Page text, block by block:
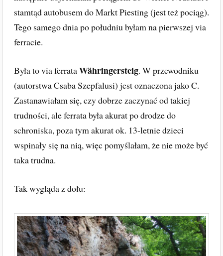
stamtąd autobusem do Markt Piesting (jest też pociąg).
Tego samego dnia po południu byłam na pierwszej via
ferracie.
Była to via ferrataWähringersteig. W przewodniku
(autorstwa Csaba Szepfalusi) jest oznaczona jako C.
Zastanawiałam się, czy dobrze zaczynać od takiej
trudności, ale ferrata była akurat po drodze do
schroniska, poza tym akurat ok. 13-letnie dzieci
wspinały się na nią, więc pomyślałam, że nie może być
taka trudna.
Tak wygląda z dołu: